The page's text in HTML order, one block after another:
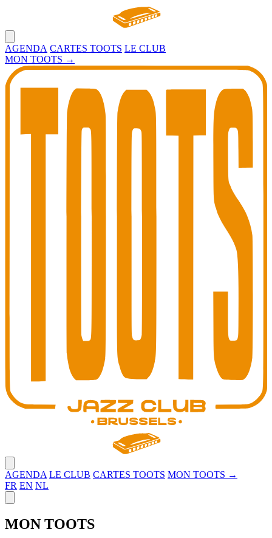
AGENDA CARTES TOOTS LE CLUB
MON TOOTS →
Toots Jazz Club
AGENDA LE CLUB CARTES TOOTS MON TOOTS →
FR EN NL
MON TOOTS